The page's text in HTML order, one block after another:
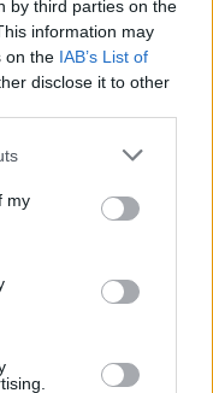
by third parties on the
information may
on the IAB’s List of
disclose it to other
or more Google
You may click to
third-party tags to
in below Google
my
irodalmi ihletésű estek
,
színház színház
a Bunge
A 2025-ös Élelmezési
Világnap alkalmából a